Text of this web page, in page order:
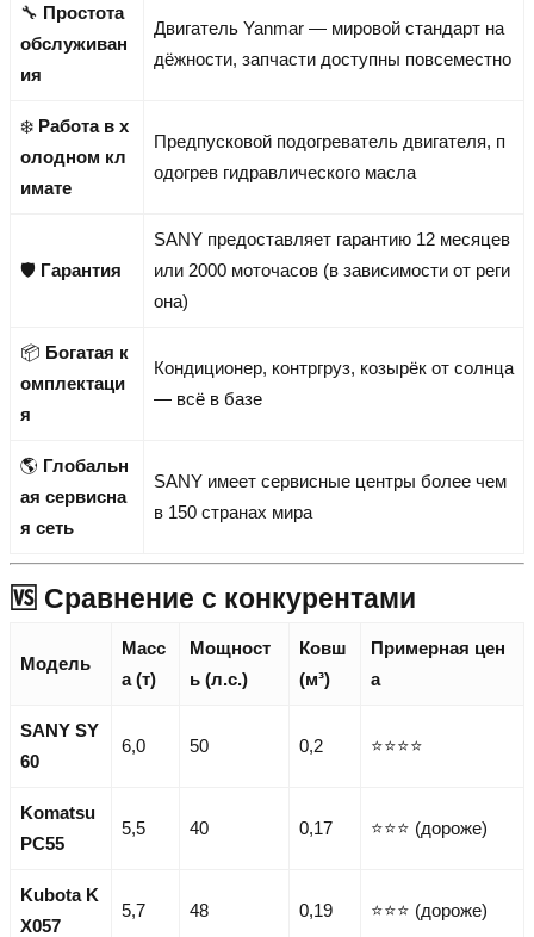
🔧 Простота
обслуживан
ия
Двигатель Yanmar — мировой стандарт на
дёжности, запчасти доступны повсеместно
❄️ Работа в х
олодном кл
имате
Предпусковой подогреватель двигателя, п
одогрев гидравлического масла
🛡️ Гарантия
SANY предоставляет гарантию 12 месяцев
или 2000 моточасов (в зависимости от реги
она)
📦 Богатая к
омплектаци
я
Кондиционер, контргруз, козырёк от солнца
— всё в базе
🌎 Глобальн
ая сервисна
я сеть
SANY имеет сервисные центры более чем
в 150 странах мира
🆚 Сравнение с конкурентами
Модель
Масс
а (т)
Мощност
ь (л.с.)
Ковш
(м³)
Примерная цен
а
SANY SY
60
6,0 50 0,2 ⭐⭐⭐⭐
Komatsu
PC55
5,5 40 0,17 ⭐⭐⭐ (дороже)
Kubota K
X057
5,7 48 0,19 ⭐⭐⭐ (дороже)